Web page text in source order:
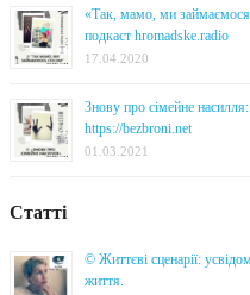
«Так, мамо, ми
подкаст hromadske.radio
17.04.2020
Знову про сімейне
https://bezbroni.net
01.03.2021
Статті
© Життєві сценарії:
життя.